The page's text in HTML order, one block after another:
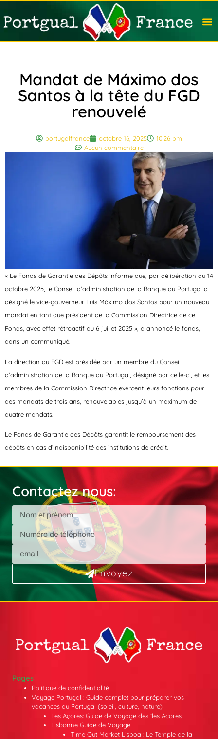
Mandat de Máximo dos
Santos à la tête du FGD
renouvelé
portugalfrance octobre 16, 2025
10:26 pm
Aucun commentaire
« Le Fonds de Garantie des Dépôts informe que, par délibération du 14
octobre 2025, le Conseil d’administration de la Banque du Portugal a
désigné le vice-gouverneur Luís Máximo dos Santos pour un nouveau
mandat en tant que président de la Commission Directrice de ce
Fonds, avec effet rétroactif au 6 juillet 2025 », a annoncé le fonds,
dans un communiqué.
La direction du FGD est présidée par un membre du Conseil
d’administration de la Banque du Portugal, désigné par celle-ci, et les
membres de la Commission Directrice exercent leurs fonctions pour
des mandats de trois ans, renouvelables jusqu’à un maximum de
quatre mandats.
Le Fonds de Garantie des Dépôts garantit le remboursement des
dépôts en cas d’indisponibilité des institutions de crédit.
Contactez nous:
Envoyez
Pages
Politique de confidentialité
Voyage Portugal : Guide complet pour préparer vos
vacances au Portugal (soleil, culture, nature)
Les Açores: Guide de Voyage des îles Açores
Lisbonne Guide de Voyage
Time Out Market Lisboa : Le Temple de la